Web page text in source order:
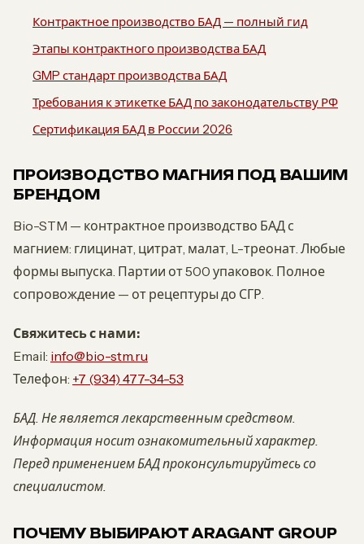
Контрактное производство БАД — полный гид
Этапы контрактного производства БАД
GMP стандарт производства БАД
Требования к этикетке БАД по законодательству РФ
Сертификация БАД в России 2026
ПРОИЗВОДСТВО МАГНИЯ ПОД ВАШИМ
БРЕНДОМ
Bio-STM — контрактное производство БАД с
магнием: глицинат, цитрат, малат, L-треонат. Любые
формы выпуска. Партии от 500 упаковок. Полное
сопровождение — от рецептуры до СГР.
Свяжитесь с нами:
Email: info@bio-stm.ru
Телефон: +7 (934) 477-34-53
БАД. Не является лекарственным средством.
Информация носит ознакомительный характер.
Перед применением БАД проконсультируйтесь со
специалистом.
ПОЧЕМУ ВЫБИРАЮТ ARAGANT GROUP